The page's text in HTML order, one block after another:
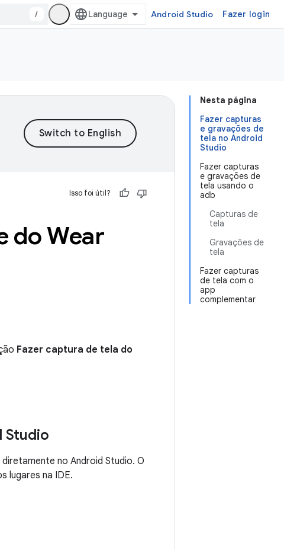
/ Android Studio Fazer login
Nesta página
Fazer capturas
e gravações de
tela no Android
Studio
Fazer capturas
e gravações de
tela usando o
adb
Capturas de
tela
Gravações de
tela
Fazer capturas
de tela com o
app
complementar
Isso foi útil?
do Wear
Fazer captura de tela do
Studio
no Android Studio. O
lugares na IDE.